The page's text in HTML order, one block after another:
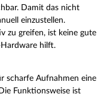
Damit das nicht
einzustellen.
zu greifen, ist keine gute
Hardware hilft.
scharfe Aufnahmen eine
Funktionsweise ist